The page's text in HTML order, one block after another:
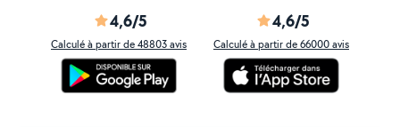
4,6/5
Calculé à partir de 48803 avis
4,6/5
Calculé à partir de 66000 avis